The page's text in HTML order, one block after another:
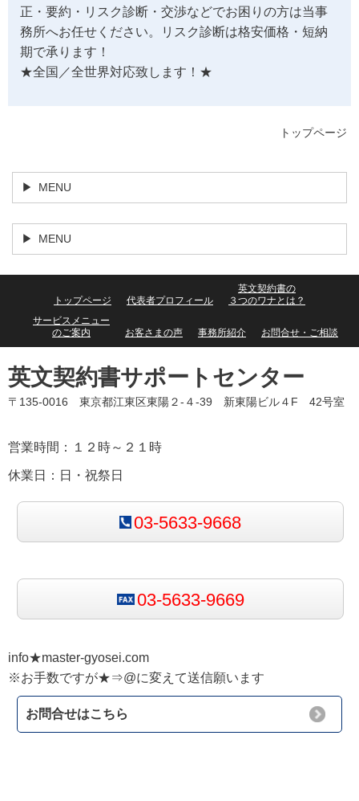
正・要約・リスク診断・交渉などでお困りの方は当事
務所へお任せください。リスク診断は格安価格・短納
期で承ります！
★全国／全世界対応致します！★
トップページ
MENU
MENU
トップページ 代表者プロフィール
英文契約書の
３つのワナとは？
サービスメニュー
のご案内
お客さまの声 事務所紹介 お問合せ・ご相談
英文契約書サポートセンター
〒135-0016 東京都江東区東陽２-４-39 新東陽ビル４F 42号室
営業時間：１２時～２１時
休業日：日・祝祭日
03-5633-9668
03-5633-9669
info★master-gyosei.com
※お手数ですが★⇒@に変えて送信願います
お問合せはこちら